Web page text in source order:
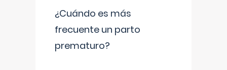
¿Cuándo es más
frecuente un parto
prematuro?